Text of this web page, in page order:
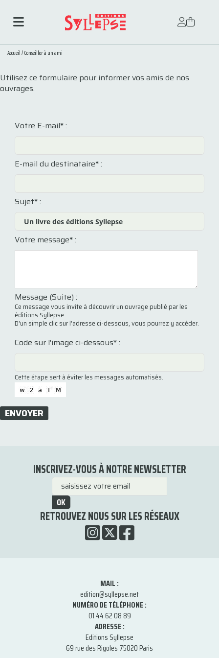
Accueil/Conseiller à un ami
Utilisez ce formulaire pour informer vos amis de nos
ouvrages.
Votre E-mail*:
E-mail du destinataire*:
Sujet*:
Votre message*:
Message (Suite) :
Ce message vous invite à découvrir un ouvrage publié par les
éditions Syllepse.
D'un simple clic sur l'adresse ci-dessous, vous pourrez y accéder.
Code sur l'image ci-dessous* :
Cette étape sert à éviter les messages automatisés.
ENVOYER
INSCRIVEZ-VOUS À NOTRE NEWSLETTER
OK
RETROUVEZ NOUS SUR LES RÉSEAUX
MAIL :
edition@syllepse.net
NUMÉRO DE TÉLÉPHONE :
01 44 62 08 89
ADRESSE :
Editions Syllepse
69 rue des Rigoles 75020 Paris